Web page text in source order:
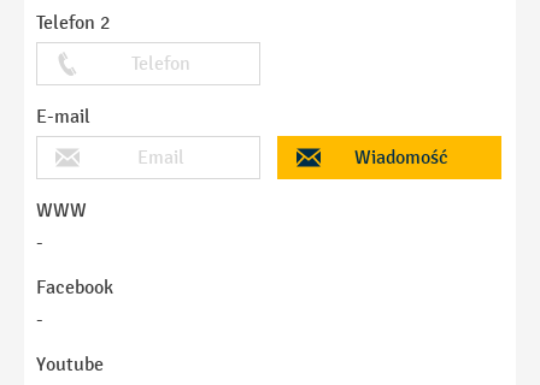
Telefon 2
Telefon
E-mail
Email
Wiadomość
WWW
-
Facebook
-
Youtube